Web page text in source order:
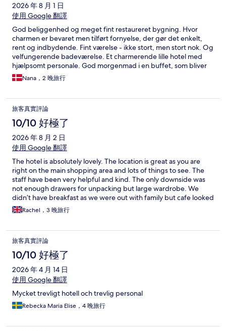
2026 年 8 月 1 日
使用 Google 翻譯
God beliggenhed og meget fint restaureret bygning. Hvor
charmen er bevaret men tilført fornyelse, der gør det enkelt,
rent og indbydende. Fint værelse - ikke stort, men stort nok. Og
velfungerende badeværelse. Et charmerende lille hotel med
hjælpsomt personale. God morgenmad i en buffet, som bliver
holdt pæn og indbydende til sidste servering. Perfekt
udgangspunkt for at udforske skønne Palma!
Nana，2 晚旅行
旅客真實評論
10/10 好極了
2026 年 8 月 2 日
使用 Google 翻譯
The hotel is absolutely lovely. The location is great as you are
right on the main shopping area and lots of things to see. The
staff have been very helpful and kind. The only downside was
not enough drawers for unpacking but large wardrobe. We
didn’t have breakfast as we were out with family but cafe looked
great too! Would definitely stay here again. Fantastic air con and
comfy beds 👍
Rachel，3 晚旅行
旅客真實評論
10/10 好極了
2026 年 4 月 14 日
使用 Google 翻譯
Mycket trevligt hotell och trevlig personal
Rebecka Maria Elise，4 晚旅行